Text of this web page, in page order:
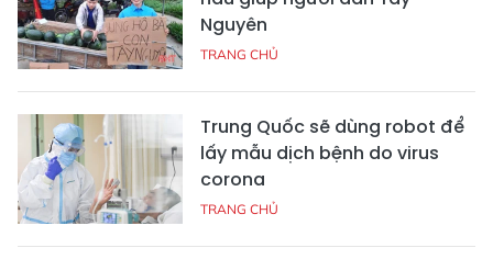
Nguyên
TRANG CHỦ
Trung Quốc sẽ dùng robot để
lấy mẫu dịch bệnh do virus
corona
TRANG CHỦ